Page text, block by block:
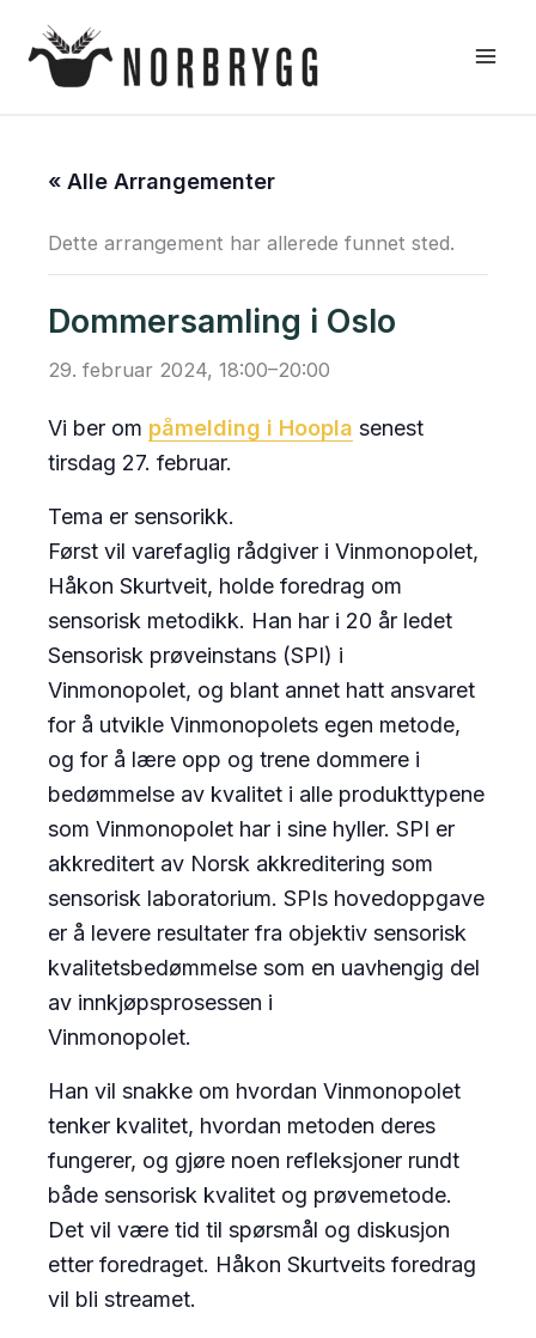
rett
« Alle Arrangementer
Dette arrangement har allerede funnet sted.
Dommersamling i Oslo
29. februar 2024, 18:00–20:00
Vi ber om påmelding i Hoopla senest
tirsdag 27. februar.
Tema er sensorikk.
Først vil varefaglig rådgiver i Vinmonopolet,
Håkon Skurtveit, holde foredrag om
sensorisk metodikk. Han har i 20 år ledet
Sensorisk prøveinstans (SPI) i
Vinmonopolet, og blant annet hatt ansvaret
for å utvikle Vinmonopolets egen metode,
og for å lære opp og trene dommere i
bedømmelse av kvalitet i alle produkttypene
som Vinmonopolet har i sine hyller. SPI er
akkreditert av Norsk akkreditering som
sensorisk laboratorium. SPIs hovedoppgave
er å levere resultater fra objektiv sensorisk
kvalitetsbedømmelse som en uavhengig del
av innkjøpsprosessen i
Vinmonopolet.
Han vil snakke om hvordan Vinmonopolet
tenker kvalitet, hvordan metoden deres
fungerer, og gjøre noen refleksjoner rundt
både sensorisk kvalitet og prøvemetode.
Det vil være tid til spørsmål og diskusjon
etter foredraget. Håkon Skurtveits foredrag
vil bli streamet.